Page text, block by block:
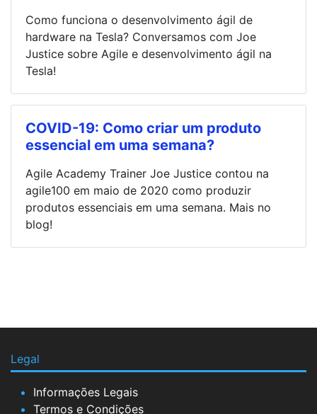
Como funciona o desenvolvimento ágil de
hardware na Tesla? Conversamos com Joe
Justice sobre Agile e desenvolvimento ágil na
Tesla!
COVID-19: Como criar um produto
essencial em uma semana?
Agile Academy Trainer Joe Justice contou na
agile100 em maio de 2020 como produzir
produtos essenciais em uma semana. Mais no
blog!
Legal
Informações Legais
Termos e Condições